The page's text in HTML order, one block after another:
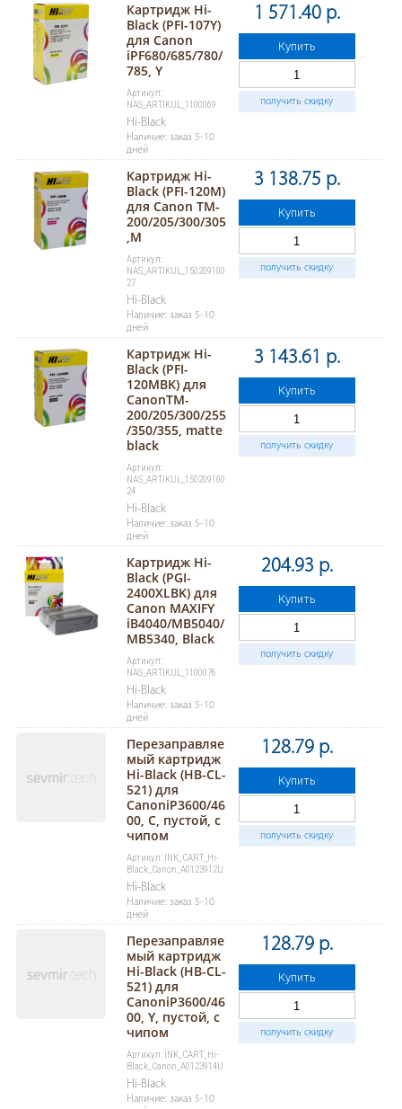
Картридж Hi-
Black (PFI-107Y)
для Canon
iPF680/685/780/
785, Y
Артикул:
NAS_ARTIKUL_1100069
Hi-Black
Наличие: заказ 5-10
дней
1 571.40 р.
Купить
получить скидку
Картридж Hi-
Black (PFI-120M)
для Canon TM-
200/205/300/305
,M
Артикул:
NAS_ARTIKUL_150209100
27
Hi-Black
Наличие: заказ 5-10
дней
3 138.75 р.
Купить
получить скидку
Картридж Hi-
Black (PFI-
120MBK) для
CanonTM-
200/205/300/255
/350/355, matte
black
Артикул:
NAS_ARTIKUL_150209100
24
Hi-Black
Наличие: заказ 5-10
дней
3 143.61 р.
Купить
получить скидку
Картридж Hi-
Black (PGI-
2400XLBK) для
Canon MAXIFY
iB4040/МВ5040/
МВ5340, Black
Артикул:
NAS_ARTIKUL_1100076
Hi-Black
Наличие: заказ 5-10
дней
204.93 р.
Купить
получить скидку
Перезаправляе
мый картридж
Hi-Black (HB-CL-
521) для
CanoniP3600/46
00, C, пустой, с
чипом
Артикул: INK_CART_Hi-
Black_Canon_A0123912U
Hi-Black
Наличие: заказ 5-10
дней
128.79 р.
Купить
получить скидку
Перезаправляе
мый картридж
Hi-Black (HB-CL-
521) для
CanoniP3600/46
00, Y, пустой, с
чипом
Артикул: INK_CART_Hi-
Black_Canon_A0123914U
Hi-Black
Наличие: заказ 5-10
128.79 р.
Купить
получить скидку